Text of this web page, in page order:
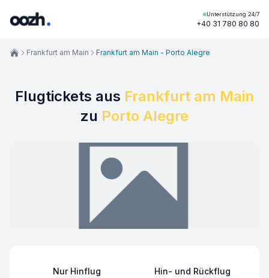
Unterstützung 24/7
+40 31 780 80 80
Flugtickets aus Frankfurt am Main
zu Porto Alegre
Nur Hinflug Hin- und Rückflug
Frankfurt am Main Frankfurt am Main - Porto Alegre